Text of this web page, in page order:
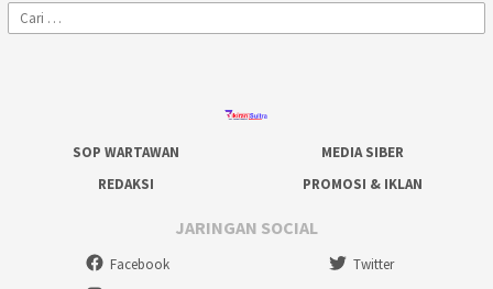
Cari
untuk:
SOP WARTAWAN
MEDIA SIBER
REDAKSI
PROMOSI & IKLAN
JARINGAN SOCIAL
Facebook
Twitter